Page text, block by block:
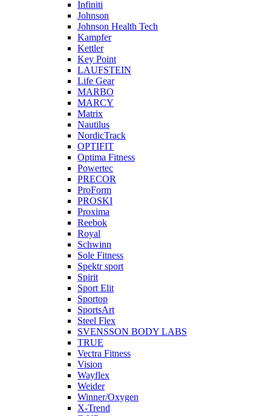
Infiniti
Johnson
Johnson Health Tech
Kampfer
Kettler
Key Point
LAUFSTEIN
Life Gear
MARBO
MARCY
Matrix
Nautilus
NordicTrack
OPTIFIT
Optima Fitness
Powertec
PRECOR
ProForm
PROSKI
Proxima
Reebok
Royal
Schwinn
Sole Fitness
Spektr sport
Spirit
Sport Elit
Sportop
SportsArt
Steel Flex
SVENSSON BODY LABS
TRUE
Vectra Fitness
Vision
Wayflex
Weider
Winner/Oxygen
X-Trend